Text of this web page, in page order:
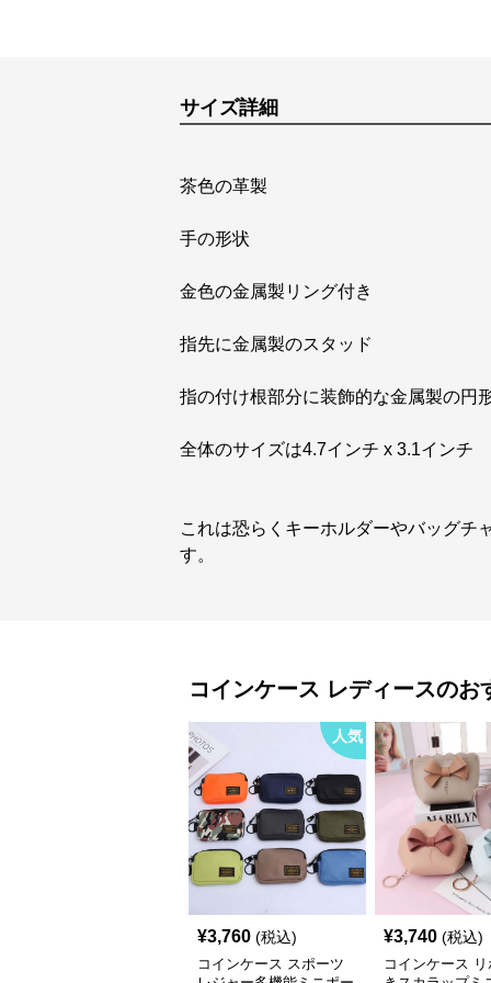
サイズ詳細
茶色の革製
手の形状
金色の金属製リング付き
指先に金属製のスタッド
指の付け根部分に装飾的な金属製の円
全体のサイズは4.7インチ x 3.1インチ
これは恐らくキーホルダーやバッグチ
す。
コインケース レディースのお
人気
¥3,760 (税込)
コインケース スポーツ
¥3,740 (税込)
コインケース